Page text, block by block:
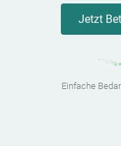
Jetzt
Einfache